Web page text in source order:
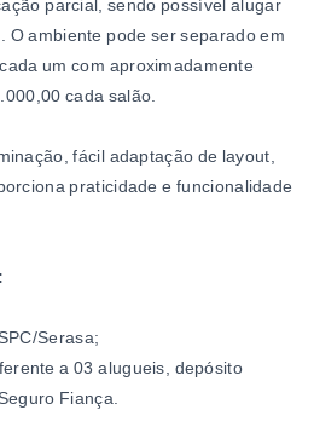
parcial, sendo possível alugar
O ambiente pode ser separado em
um com aproximadamente
cada salão.
fácil adaptação de layout,
praticidade e funcionalidade
Serasa;
a 03 alugueis, depósito
Fiança.